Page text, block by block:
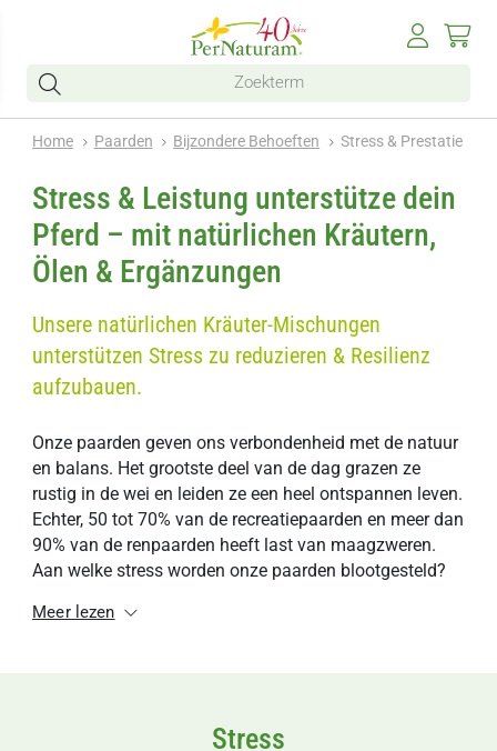
Home Paarden Bijzondere Behoeften Stress & Prestatie
Stress & Leistung unterstütze dein
Pferd – mit natürlichen Kräutern,
Ölen & Ergänzungen
Unsere natürlichen Kräuter-Mischungen
unterstützen Stress zu reduzieren & Resilienz
aufzubauen.
Onze paarden geven ons verbondenheid met de natuur
en balans. Het grootste deel van de dag grazen ze
rustig in de wei en leiden ze een heel ontspannen leven.
Echter, 50 tot 70% van de recreatiepaarden en meer dan
90% van de renpaarden heeft last van maagzweren.
Aan welke stress worden onze paarden blootgesteld?
Meer lezen
Stress